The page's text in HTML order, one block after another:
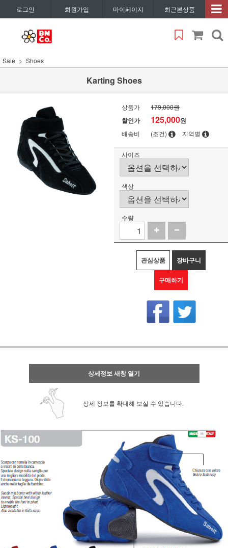
로그인 회원가입 마이페이지 최근본상품
Sale Shoes
Karting Shoes
상품가 179,000원
할인가 125,000원
배송비 (조건) 지역별
사이즈
색상
수량
관심상품 장바구니
구매하기
상세정보 새창 열기
상세 정보를 확대해 보실 수 있습니다.